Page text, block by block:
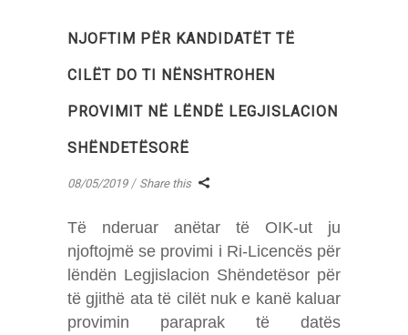
NJOFTIM PËR KANDIDATËT TË
CILËT DO TI NËNSHTROHEN
PROVIMIT NË LËNDË LEGJISLACION
SHËNDETËSORË
08/05/2019 Share this
Të nderuar anëtar të OIK-ut ju
njoftojmë se provimi i Ri-Licencës për
lëndën Legjislacion Shëndetësor për
të gjithë ata të cilët nuk e kanë kaluar
provimin paraprak të datës